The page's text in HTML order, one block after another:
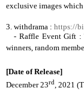
exclusive images
3. withdrama : https://
- Raffle Event Gift :
winners, random
[Date of Release]
December 23rd, 2021